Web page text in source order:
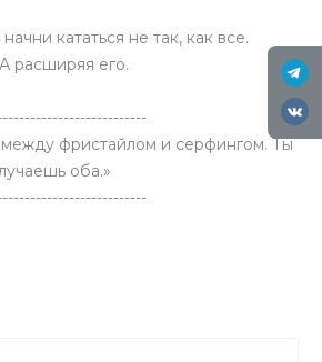
кататься не так, как все.
расширяя его.
фристайлом и серфингом. Ты
оба.»